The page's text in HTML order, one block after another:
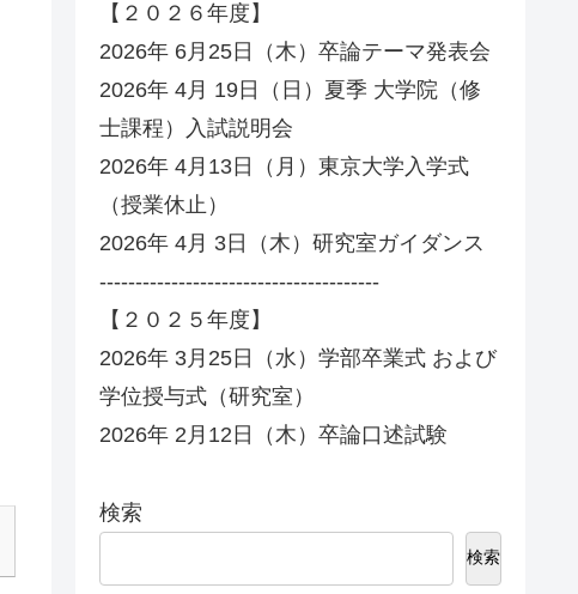
【２０２６年度】
2026年 6月25日（木）卒論テーマ発表会
2026年 4月 19日（日）夏季 大学院（修
士課程）入試説明会
2026年 4月13日（月）東京大学入学式
（授業休止）
2026年 4月 3日（木）研究室ガイダンス
---------------------------------------
【２０２５年度】
2026年 3月25日（水）学部卒業式 および
学位授与式（研究室）
2026年 2月12日（木）卒論口述試験
検索
検索